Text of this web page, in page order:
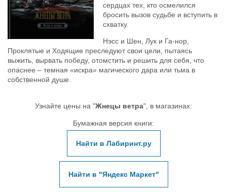
сердцах тех, кто осмелился
бросить вызов судьбе и вступить в
схватку.
Нэсс и Шен, Лук и Га-нор,
Проклятые и Ходящие преследуют свои цели, пытаясь
выжить, вырвать победу, отомстить и решить для себя, что
опаснее – темная «искра» магического дара или тьма в
собственной душе.
Узнайте цены на "Жнецы ветра", в магазинах:
Бумажная версия книги:
Найти в Лабиринт.ру
Найти в "Яндекс Маркет"